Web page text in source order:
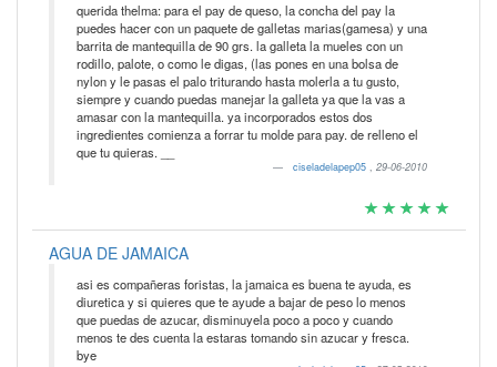
querida thelma: para el pay de queso, la concha del pay la
puedes hacer con un paquete de galletas marias(gamesa) y una
barrita de mantequilla de 90 grs. la galleta la mueles con un
rodillo, palote, o como le digas, (las pones en una bolsa de
nylon y le pasas el palo triturando hasta molerla a tu gusto,
siempre y cuando puedas manejar la galleta ya que la vas a
amasar con la mantequilla. ya incorporados estos dos
ingredientes comienza a forrar tu molde para pay. de relleno el
que tu quieras. __
ciseladelapep05 , 29-06-2010
AGUA DE JAMAICA
asi es compañeras foristas, la jamaica es buena te ayuda, es
diuretica y si quieres que te ayude a bajar de peso lo menos
que puedas de azucar, disminuyela poco a poco y cuando
menos te des cuenta la estaras tomando sin azucar y fresca.
bye